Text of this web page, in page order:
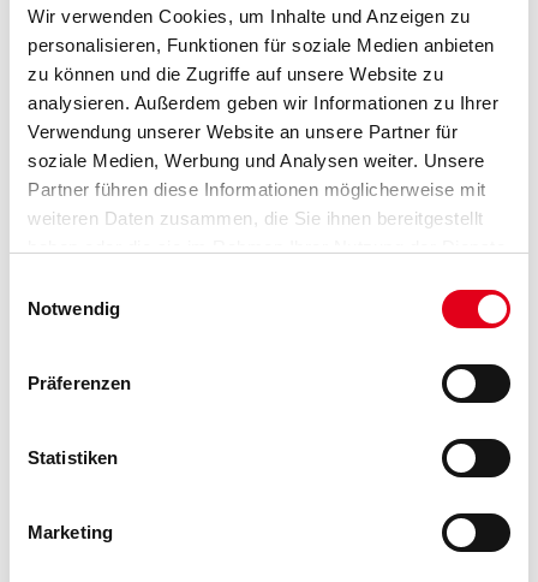
Wir verwenden Cookies, um Inhalte und Anzeigen zu
personalisieren, Funktionen für soziale Medien anbieten
zu können und die Zugriffe auf unsere Website zu
analysieren. Außerdem geben wir Informationen zu Ihrer
Verwendung unserer Website an unsere Partner für
soziale Medien, Werbung und Analysen weiter. Unsere
Partner führen diese Informationen möglicherweise mit
weiteren Daten zusammen, die Sie ihnen bereitgestellt
Notwendig
Präferenzen
Statistiken
Marketing
Gebinde